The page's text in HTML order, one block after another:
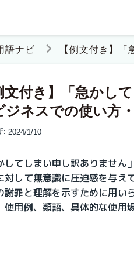
語ナビ 【例文付き】
文付き】「急かし
ジネスでの使い方
: 2024/1/10
してしまい申し訳ありません
対して無意識に圧迫感を与え
謝罪と理解を示すために用い
使用例、類語、具体的な使用